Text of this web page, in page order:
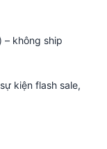
– không ship
kiện flash sale,